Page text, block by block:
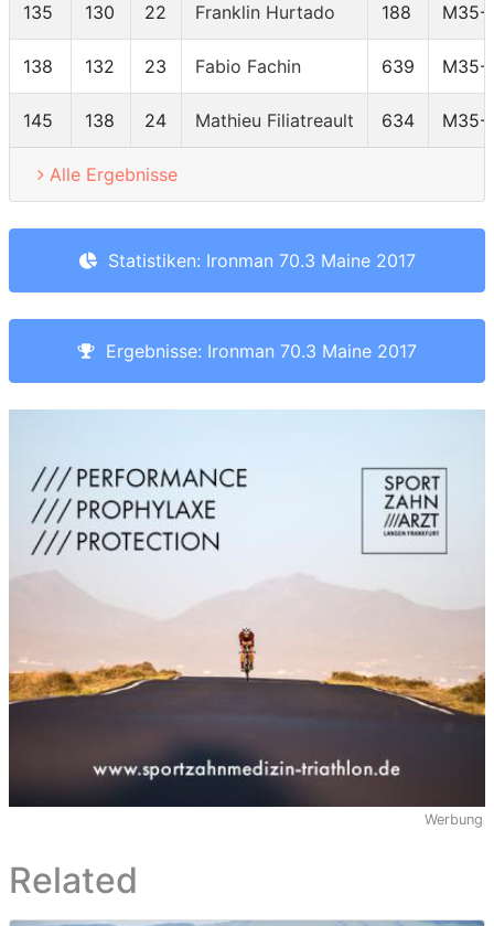
135 130 22 Franklin Hurtado 188 M35-
138 132 23 Fabio Fachin 639 M35-
145 138 24 Mathieu Filiatreault 634 M35-
Alle Ergebnisse
Statistiken: Ironman 70.3 Maine 2017
Ergebnisse: Ironman 70.3 Maine 2017
Werbung
Related